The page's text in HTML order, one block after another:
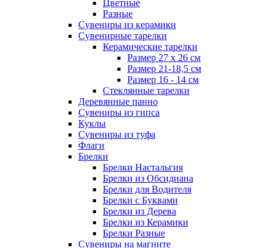
Цветные
Разные
Сувениры из керамики
Сувенирные тарелки
Керамические тарелки
Размер 27 х 26 см
Размер 21-18,5 см
Размер 16 - 14 см
Стеклянные тарелки
Деревянные панно
Сувениры из гипса
Куклы
Сувениры из туфа
Флаги
Брелки
Брелки Настальгия
Брелки из Обсидиана
Брелки для Водителя
Брелки с Буквами
Брелки из Дерева
Брелки из Керамики
Брелки Разные
Сувениры на магните